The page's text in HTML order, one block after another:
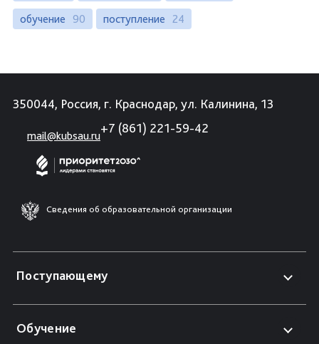
обучение 90 поступление 24
350044, Россия, г. Краснодар, ул. Калинина, 13
mail@kubsau.ru
+7 (861) 221-59-42
Сведения об образовательной организации
Поступающему
Обучение